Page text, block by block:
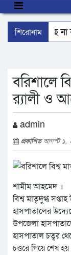
শিরোনাম
বরিশালে মিলছে
বরিশালে
র‌্যালী ও
admin
প্রকাশিতআগস্ট ১,
শামীম আহমেদ ॥
বিশ্ব মাতৃদুগ্ধ
হাসপাতালের
উপজেলা
হাসপাতাল চত্বর
চত্তরে গিয়ে শেষ